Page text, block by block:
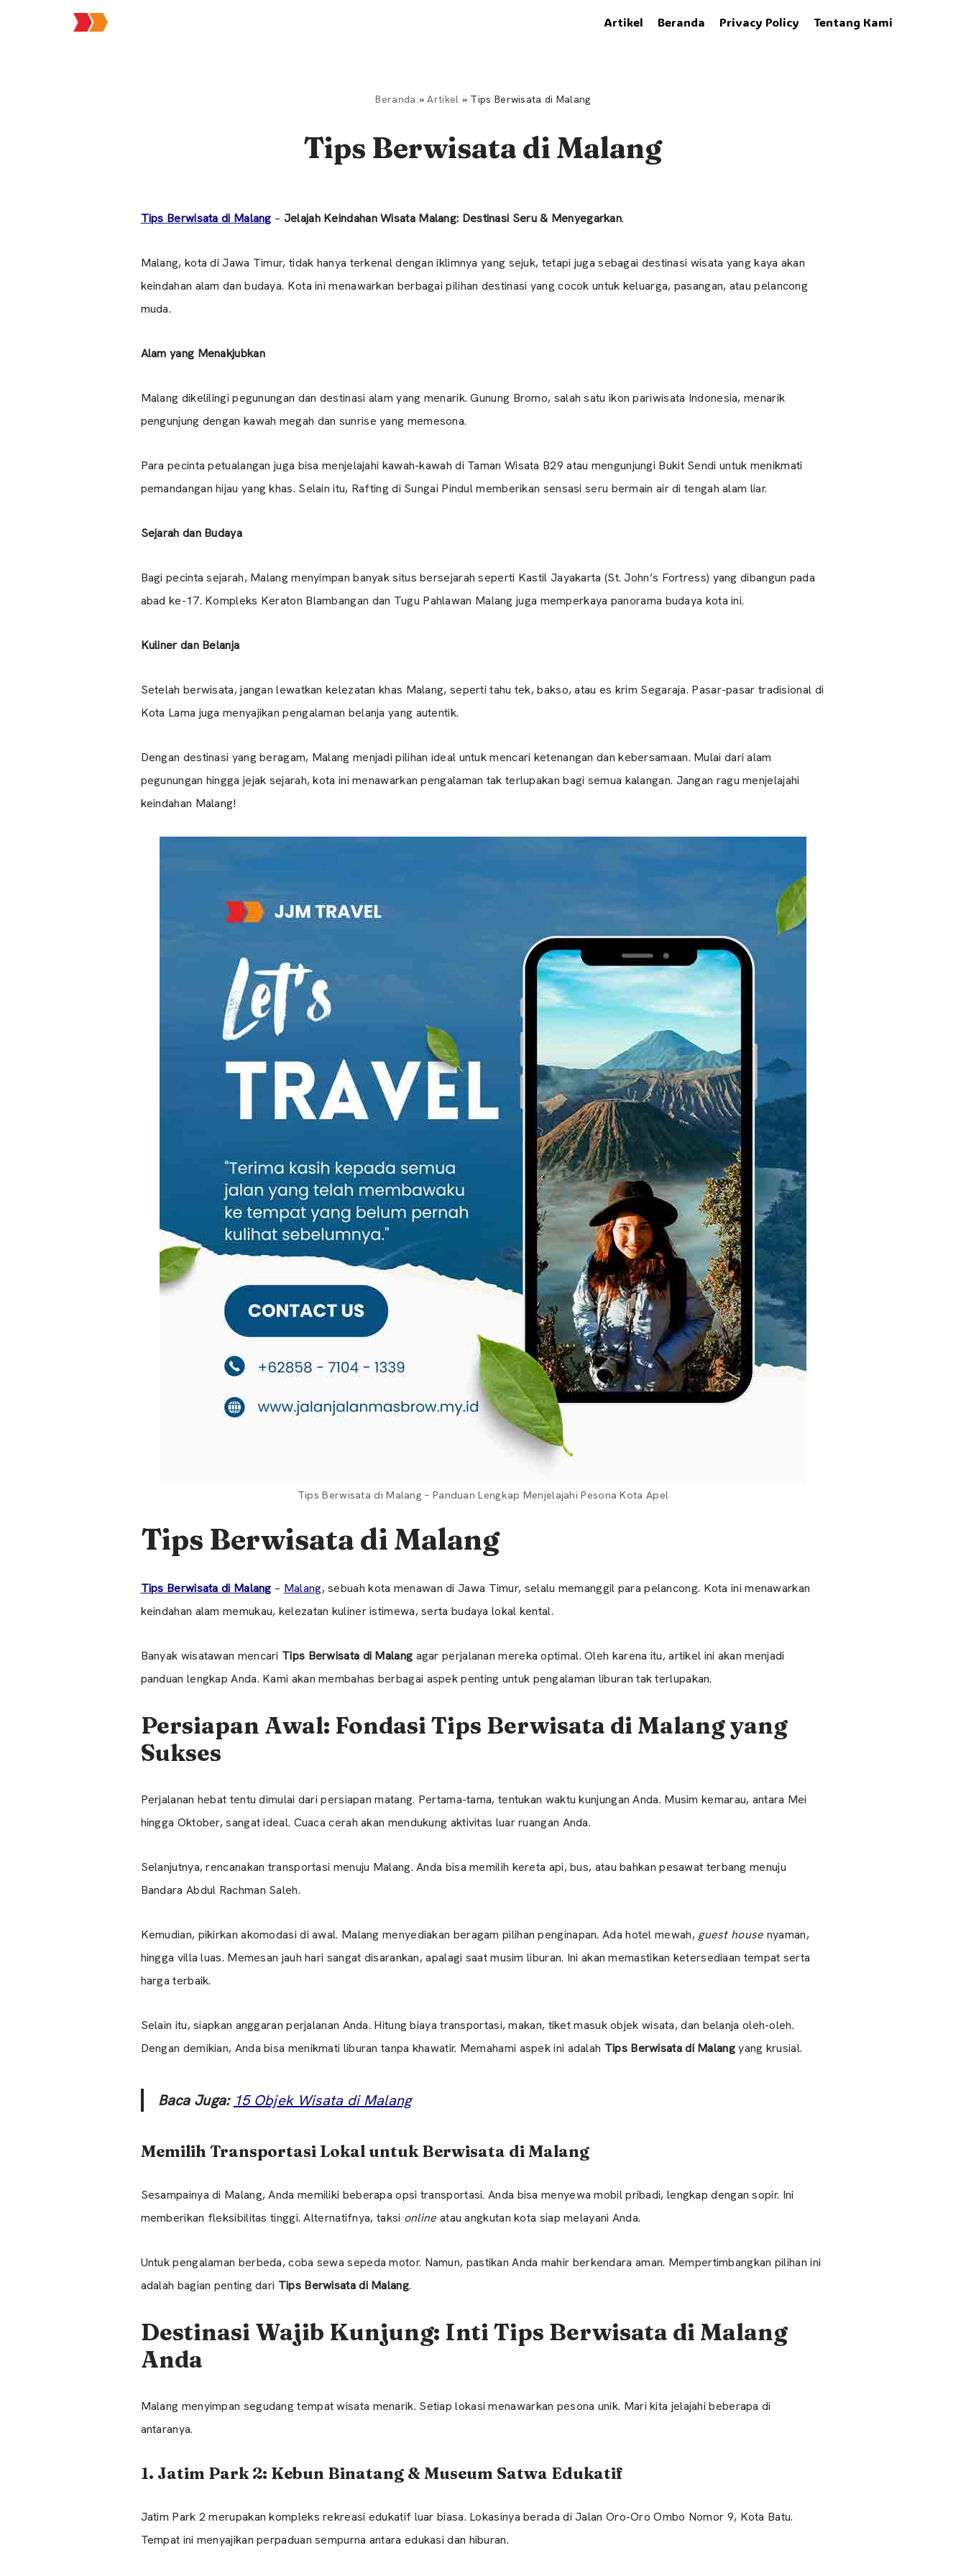
Artikel Beranda Privacy Policy Tentang Kami
Beranda »Artikel » Tips Berwisata di Malang
Tips Berwisata di Malang
Tips Berwisata di Malang – Jelajah Keindahan Wisata Malang: Destinasi Seru & Menyegarkan.
Malang, kota di Jawa Timur, tidak hanya terkenal dengan iklimnya yang sejuk, tetapi juga sebagai destinasi wisata yang kaya akan
keindahan alam dan budaya. Kota ini menawarkan berbagai pilihan destinasi yang cocok untuk keluarga, pasangan, atau pelancong
muda.
Alam yang Menakjubkan
Malang dikelilingi pegunungan dan destinasi alam yang menarik. Gunung Bromo, salah satu ikon pariwisata Indonesia, menarik
pengunjung dengan kawah megah dan sunrise yang memesona.
Para pecinta petualangan juga bisa menjelajahi kawah-kawah di Taman Wisata B29 atau mengunjungi Bukit Sendi untuk menikmati
pemandangan hijau yang khas. Selain itu, Rafting di Sungai Pindul memberikan sensasi seru bermain air di tengah alam liar.
Sejarah dan Budaya
Bagi pecinta sejarah, Malang menyimpan banyak situs bersejarah seperti Kastil Jayakarta (St. John’s Fortress) yang dibangun pada
abad ke-17. Kompleks Keraton Blambangan dan Tugu Pahlawan Malang juga memperkaya panorama budaya kota ini.
Kuliner dan Belanja
Setelah berwisata, jangan lewatkan kelezatan khas Malang, seperti tahu tek, bakso, atau es krim Segaraja. Pasar-pasar tradisional di
Kota Lama juga menyajikan pengalaman belanja yang autentik.
Dengan destinasi yang beragam, Malang menjadi pilihan ideal untuk mencari ketenangan dan kebersamaan. Mulai dari alam
pegunungan hingga jejak sejarah, kota ini menawarkan pengalaman tak terlupakan bagi semua kalangan. Jangan ragu menjelajahi
keindahan Malang!
Tips Berwisata di Malang – Panduan Lengkap Menjelajahi Pesona Kota Apel
Tips Berwisata di Malang
Tips Berwisata di Malang – Malang, sebuah kota menawan di Jawa Timur, selalu memanggil para pelancong. Kota ini menawarkan
keindahan alam memukau, kelezatan kuliner istimewa, serta budaya lokal kental.
Banyak wisatawan mencari Tips Berwisata di Malang agar perjalanan mereka optimal. Oleh karena itu, artikel ini akan menjadi
panduan lengkap Anda. Kami akan membahas berbagai aspek penting untuk pengalaman liburan tak terlupakan.
Persiapan Awal: Fondasi Tips Berwisata di Malang yang
Sukses
Perjalanan hebat tentu dimulai dari persiapan matang. Pertama-tama, tentukan waktu kunjungan Anda. Musim kemarau, antara Mei
hingga Oktober, sangat ideal. Cuaca cerah akan mendukung aktivitas luar ruangan Anda.
Selanjutnya, rencanakan transportasi menuju Malang. Anda bisa memilih kereta api, bus, atau bahkan pesawat terbang menuju
Bandara Abdul Rachman Saleh.
Kemudian, pikirkan akomodasi di awal. Malang menyediakan beragam pilihan penginapan. Ada hotel mewah, guest house nyaman,
hingga villa luas. Memesan jauh hari sangat disarankan, apalagi saat musim liburan. Ini akan memastikan ketersediaan tempat serta
harga terbaik.
Selain itu, siapkan anggaran perjalanan Anda. Hitung biaya transportasi, makan, tiket masuk objek wisata, dan belanja oleh-oleh.
Dengan demikian, Anda bisa menikmati liburan tanpa khawatir. Memahami aspek ini adalah Tips Berwisata di Malangyang krusial.
Baca Juga: 15 Objek Wisata di Malang
Memilih Transportasi Lokal untuk Berwisata di Malang
Sesampainya di Malang, Anda memiliki beberapa opsi transportasi. Anda bisa menyewa mobil pribadi, lengkap dengan sopir. Ini
memberikan fleksibilitas tinggi. Alternatifnya, taksi online atau angkutan kota siap melayani Anda.
Untuk pengalaman berbeda, coba sewa sepeda motor. Namun, pastikan Anda mahir berkendara aman. Mempertimbangkan pilihan ini
adalah bagian penting dari Tips Berwisata di Malang.
Destinasi Wajib Kunjung: Inti Tips Berwisata di Malang
Anda
Malang menyimpan segudang tempat wisata menarik. Setiap lokasi menawarkan pesona unik. Mari kita jelajahi beberapa di
antaranya.
1. Jatim Park 2: Kebun Binatang & Museum Satwa Edukatif
Jatim Park 2 merupakan kompleks rekreasi edukatif luar biasa. Lokasinya berada di Jalan Oro-Oro Ombo Nomor 9, Kota Batu.
Tempat ini menyajikan perpaduan sempurna antara edukasi dan hiburan.